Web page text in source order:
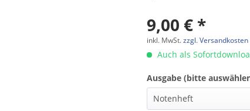
9,00 € *
inkl. MwSt.zzgl. Versandkosten
Auch als
Ausgabe (bitte